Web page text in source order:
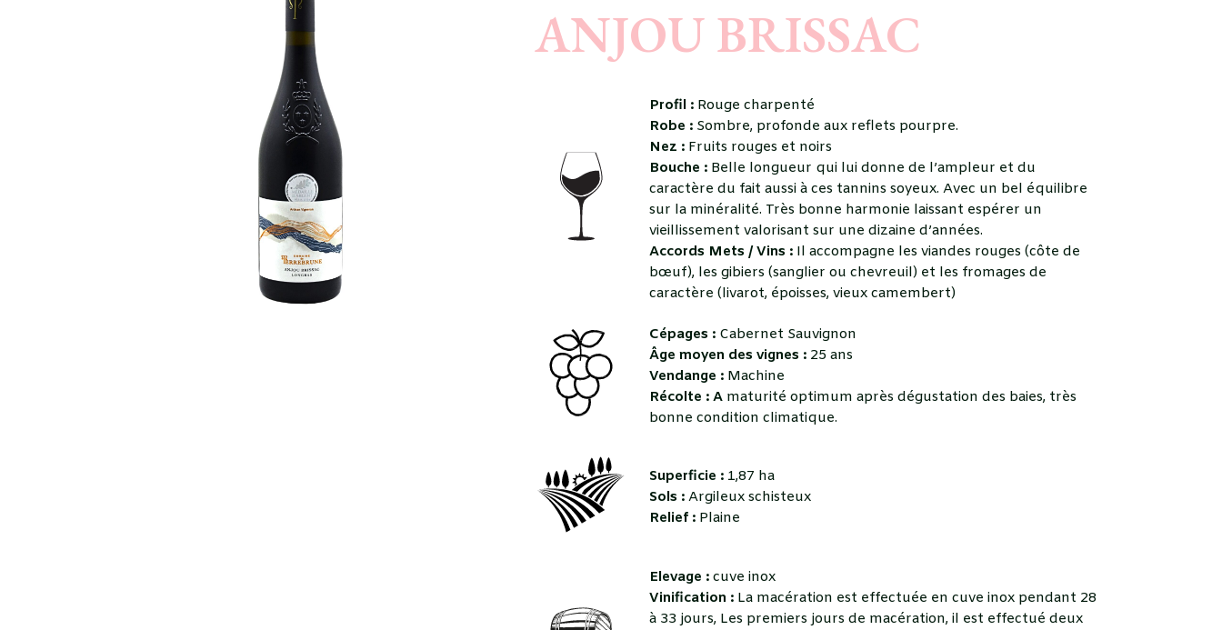
ANJOU BRISSAC
Profil : Rouge charpenté
Robe : Sombre, profonde aux reflets pourpre.
Nez : Fruits rouges et noirs
Bouche : Belle longueur qui lui donne de l’ampleur et du
caractère du fait aussi à ces tannins soyeux. Avec un bel équilibre
sur la minéralité. Très bonne harmonie laissant espérer un
vieillissement valorisant sur une dizaine d’années.
Accords Mets / Vins : Il accompagne les viandes rouges (côte de
bœuf), les gibiers (sanglier ou chevreuil) et les fromages de
caractère (livarot, époisses, vieux camembert)
Cépages : Cabernet Sauvignon
Âge moyen des vignes : 25 ans
Vendange : Machine
Récolte : A maturité optimum après dégustation des baies, très
bonne condition climatique.
Superficie : 1,87 ha
Sols : Argileux schisteux
Relief : Plaine
Elevage : cuve inox
Vinification : La macération est effectuée en cuve inox pendant 28
à 33 jours, Les premiers jours de macération, il est effectué deux